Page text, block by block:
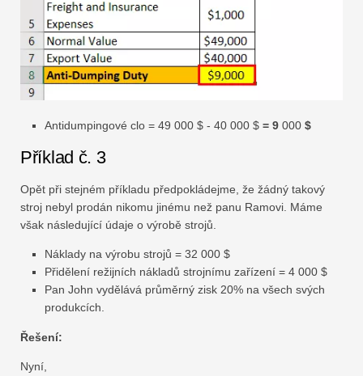
Antidumpingové clo = 49 000 $ - 40 000 $ = 9 000 $
Příklad č. 3
Opět při stejném příkladu předpokládejme, že žádný takový
stroj nebyl prodán nikomu jinému než panu Ramovi. Máme
však následující údaje o výrobě strojů.
Náklady na výrobu strojů = 32 000 $
Přidělení režijních nákladů strojnímu zařízení = 4 000 $
Pan John vydělává průměrný zisk 20% na všech svých
produkcích.
Řešení:
Nyní,